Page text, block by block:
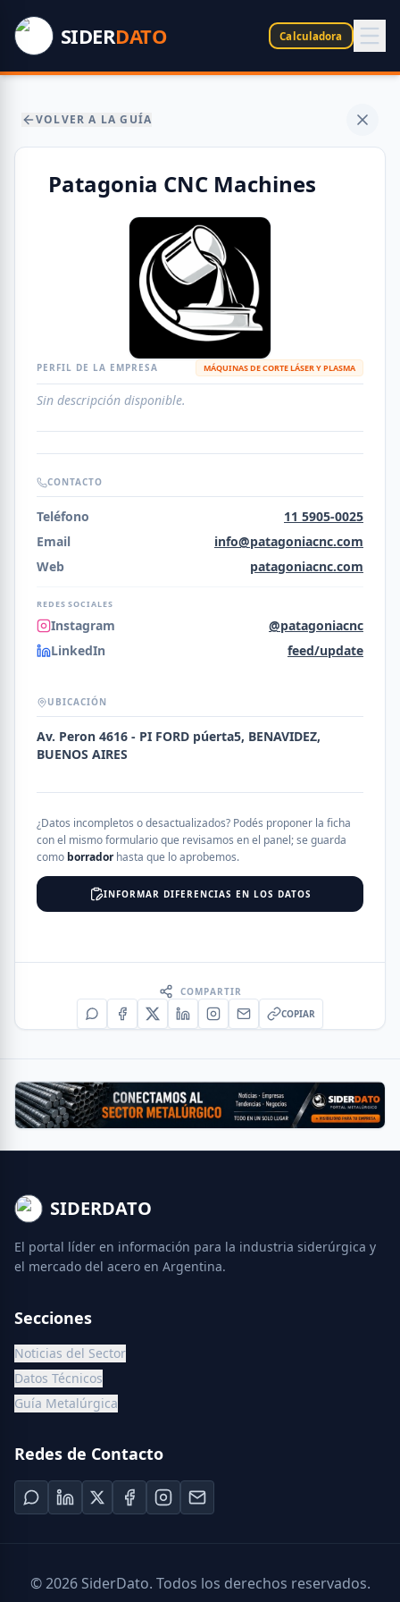
SIDERDATO Calculadora
VOLVER A LA GUÍA
Patagonia CNC Machines
PERFIL DE LA EMPRESA MÁQUINAS DE CORTE LÁSER Y PLASMA
Sin descripción disponible.
CONTACTO
Teléfono
11 5905-0025
Email
info@patagoniacnc.com
Web
patagoniacnc.com
REDES SOCIALES
Instagram
@patagoniacnc
LinkedIn
feed/update
UBICACIÓN
Av. Peron 4616 - PI FORD púerta5, BENAVIDEZ,
BUENOS AIRES
¿Datos incompletos o desactualizados? Podés proponer la ficha
con el mismo formulario que revisamos en el panel; se guarda
como borradorhasta que lo aprobemos.
INFORMAR DIFERENCIAS EN LOS DATOS
COMPARTIR
COPIAR
SIDERDATO
El portal líder en información para la industria siderúrgica y
el mercado del acero en Argentina.
Secciones
Noticias del Sector
Datos Técnicos
Guía Metalúrgica
Redes de Contacto
©2026SiderDato. Todos los derechos reservados.